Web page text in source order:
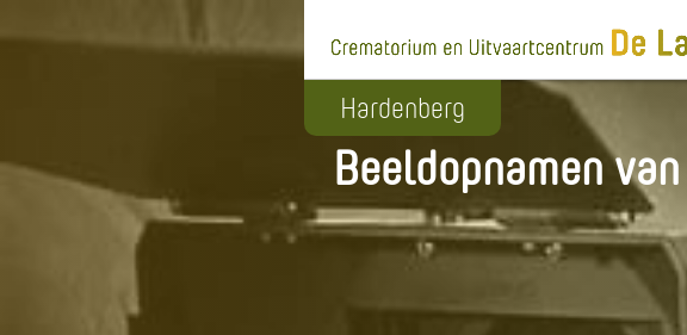
Beeldopnamen